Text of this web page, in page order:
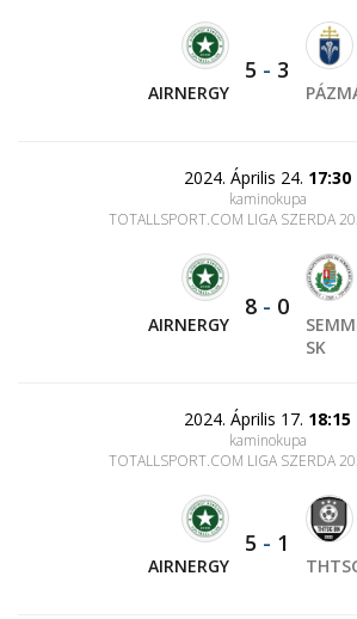
AIRNERGY
5 - 3
2024. Április 24. 17:30
kaminokupa
TOTALLSPORT.COM LIGA SZERDA
AIRNERGY
8 - 0
SK
2024. Április 17. 18:15
kaminokupa
TOTALLSPORT.COM LIGA SZERDA
AIRNERGY
5 - 1